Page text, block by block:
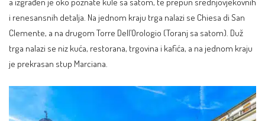
i renesansnih detalja. Na jednom kraju trga nalazi se Chiesa di San
Clemente, a na drugom Torre Dell’Orologio (Toranj sa satom). Duž
trga nalazi se niz kuća, restorana, trgovina i kafića, a na jednom kraju
je prekrasan stup Marciana.